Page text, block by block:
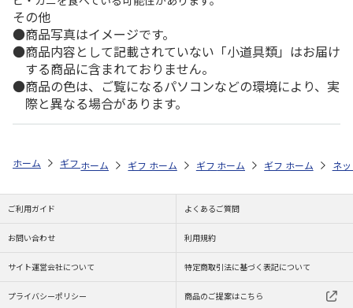
その他
商品写真はイメージです。
商品内容として記載されていない「小道具類」はお届け
する商品に含まれておりません。
商品の色は、ご覧になるパソコンなどの環境により、実
際と異なる場合があります。
ホーム ギフトストア お中元・夏ギフト特集 2026 贈る相手から探す
ホーム ギフトストア お中元・夏ギフト特集 2026
ホーム ギフトストア お中元・夏ギフト
ホーム ギフトストア お
ホーム ネ
ご利用ガイド よくあるご質問
お問い合わせ 利用規約
サイト運営会社について 特定商取引法に基づく表記について
プライバシーポリシー 商品のご提案はこちら